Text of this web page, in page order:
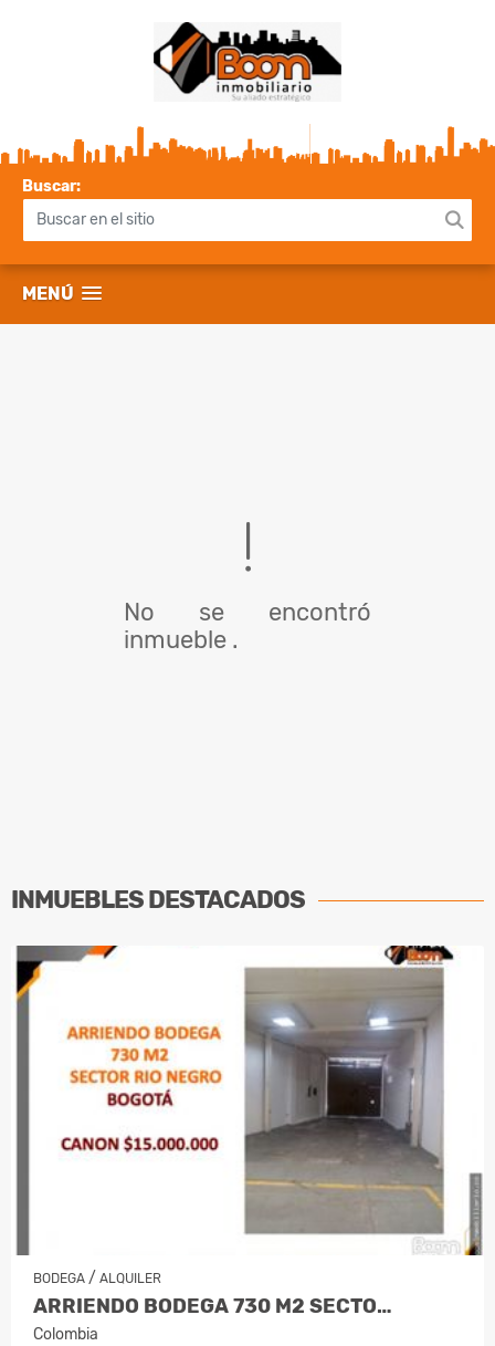
Buscar:
MENÚ
No se encontró
inmueble .
INMUEBLESDESTACADOS
BODEGA / ALQUILER
ARRIENDO BODEGA 730 M2 SECTO…
Colombia